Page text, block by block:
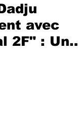
avec
2F" : Une